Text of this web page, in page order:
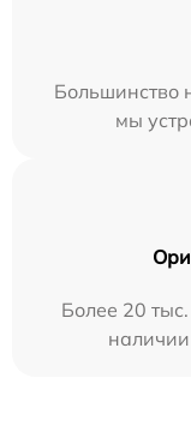
Большинство
мы
Более 20